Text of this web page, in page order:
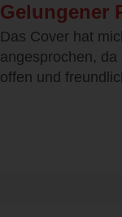
Gelungener
Das Cover hat
angesprochen,
offen und